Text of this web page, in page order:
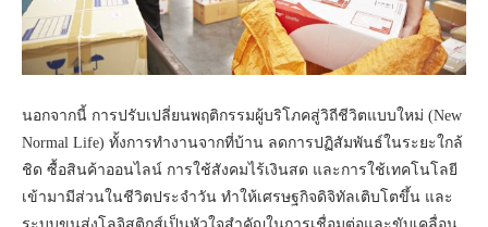
นอกจากนี้ การปรับเปลี่ยนพฤติกรรมผู้บริโภคสู่วิถีชีวิตแบบใหม่ (New
Normal Life) ทั้งการทำงานจากที่บ้าน ลดการปฏิสัมพันธ์ในระยะใกล้
ชิด ซื้อสินค้าออนไลน์ การใช้สังคมไร้เงินสด และการใช้เทคโนโลยี
เข้ามามีส่วนในชีวิตประจำวัน ทำให้เศรษฐกิจดิจิทัลเติบโตขึ้น และ